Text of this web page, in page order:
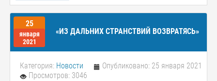
25
января
2021
«ИЗ ДАЛЬНИХ СТРАНСТВИЙ ВОЗВРАТЯСЬ»
Категория: Новости
Опубликовано: 25 января 2021
Просмотров: 3046